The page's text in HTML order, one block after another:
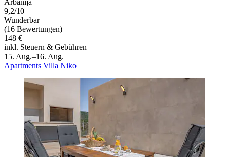
9,2/10
Wunderbar
(16 Bewertungen)
148 €
inkl. Steuern & Gebühren
15. Aug.–16. Aug.
Apartments Villa Niko